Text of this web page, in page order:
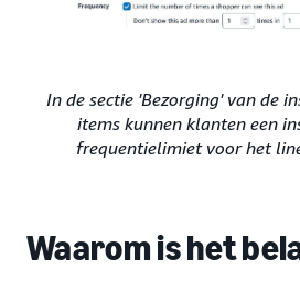
In de sectie 'Bezorging' van de
items kunnen klanten een
frequentielimiet voor het
Waarom is het